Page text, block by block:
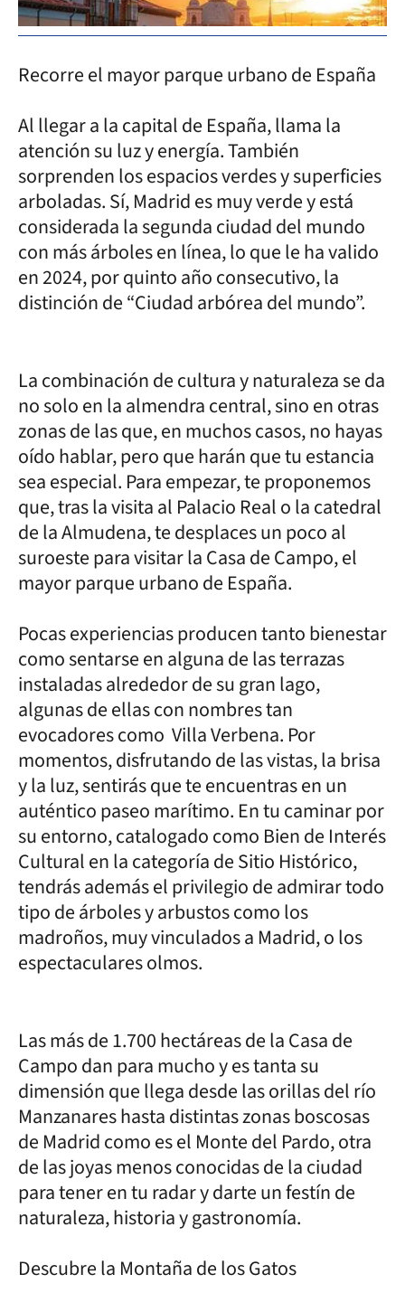
Recorre el mayor parque urbano de España
Al llegar a la capital de España, llama la
atención su luz y energía. También
sorprenden los espacios verdes y superficies
arboladas. Sí, Madrid es muy verde y está
considerada la segunda ciudad del mundo
con más árboles en línea, lo que le ha valido
en 2024, por quinto año consecutivo, la
distinción de “Ciudad arbórea del mundo”.
La combinación de cultura y naturaleza se da
no solo en la almendra central, sino en otras
zonas de las que, en muchos casos, no hayas
oído hablar, pero que harán que tu estancia
sea especial. Para empezar, te proponemos
que, tras la visita al Palacio Real o la catedral
de la Almudena, te desplaces un poco al
suroeste para visitar la Casa de Campo, el
mayor parque urbano de España.
Pocas experiencias producen tanto bienestar
como sentarse en alguna de las terrazas
instaladas alrededor de su gran lago,
algunas de ellas con nombres tan
evocadores como Villa Verbena. Por
momentos, disfrutando de las vistas, la brisa
y la luz, sentirás que te encuentras en un
auténtico paseo marítimo. En tu caminar por
su entorno, catalogado como Bien de Interés
Cultural en la categoría de Sitio Histórico,
tendrás además el privilegio de admirar todo
tipo de árboles y arbustos como los
madroños, muy vinculados a Madrid, o los
espectaculares olmos.
Las más de 1.700 hectáreas de la Casa de
Campo dan para mucho y es tanta su
dimensión que llega desde las orillas del río
Manzanares hasta distintas zonas boscosas
de Madrid como es el Monte del Pardo, otra
de las joyas menos conocidas de la ciudad
para tener en tu radar y darte un festín de
naturaleza, historia y gastronomía.
Descubre la Montaña de los Gatos